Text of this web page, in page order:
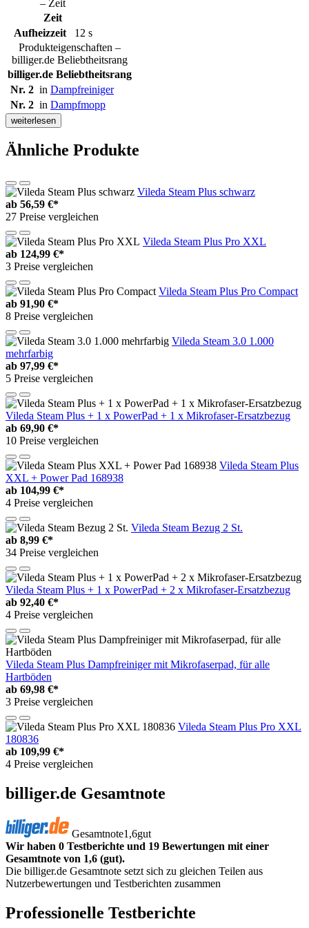
– Zeit
Zeit
Aufheizzeit
12 s
Produkteigenschaften –
billiger.de Beliebtheitsrang
billiger.de Beliebtheitsrang
Nr. 2 in Dampfreiniger
Nr. 2 in Dampfmopp
weiterlesen
Ähnliche Produkte
Vileda Steam Plus schwarz
ab 56,59 €*
27 Preise vergleichen
Vileda Steam Plus Pro XXL
ab 124,99 €*
3 Preise vergleichen
Vileda Steam Plus Pro Compact
ab 91,90 €*
8 Preise vergleichen
Vileda Steam 3.0 1.000
mehrfarbig
ab 97,99 €*
5 Preise vergleichen
Vileda Steam Plus + 1 x PowerPad + 1 x Mikrofaser-Ersatzbezug
ab 69,90 €*
10 Preise vergleichen
Vileda Steam Plus
XXL + Power Pad 168938
ab 104,99 €*
4 Preise vergleichen
Vileda Steam Bezug 2 St.
ab 8,99 €*
34 Preise vergleichen
Vileda Steam Plus + 1 x PowerPad + 2 x Mikrofaser-Ersatzbezug
ab 92,40 €*
4 Preise vergleichen
Vileda Steam Plus Dampfreiniger mit Mikrofaserpad, für alle
Hartböden
ab 69,98 €*
3 Preise vergleichen
Vileda Steam Plus Pro XXL
180836
ab 109,99 €*
4 Preise vergleichen
billiger.de Gesamtnote
Gesamtnote1,6gut
Wir haben 0 Testberichte und 19 Bewertungen mit einer
Gesamtnote von 1,6 (gut).
Die billiger.de Gesamtnote setzt sich zu gleichen Teilen aus
Nutzerbewertungen und Testberichten zusammen
Professionelle Testberichte